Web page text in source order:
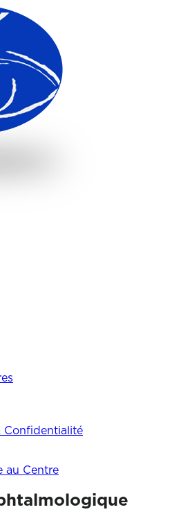
Confidentialité
au Centre